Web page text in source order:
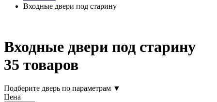
Входные двери под старину
Входные двери под старину
35 товаров
Подберите дверь по параметрам ▼
Цена